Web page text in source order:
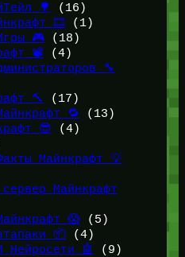
🌳
(16)
🎞️(1)
🎮(18)
📽️ (4)
🔧
🔨
(17)
🔁
(13)
😎 (4)
Майнкрафт 💡
Майнкрафт
😱(5)
📦(4)
Нейросети 🤖
(9)